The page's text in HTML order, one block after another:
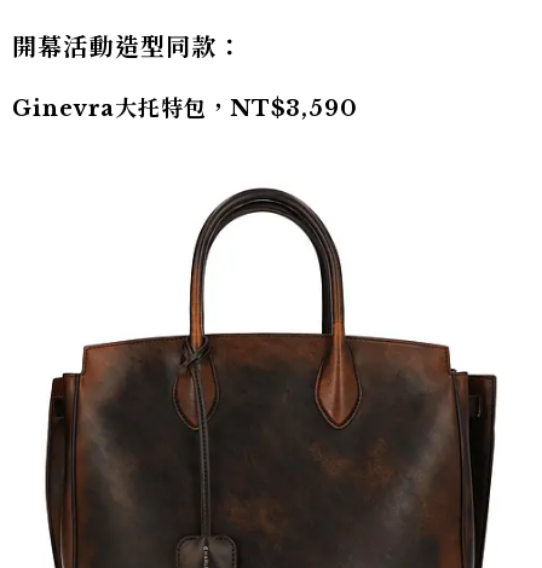
開幕活動造型同款：
Ginevra大托特包，NT$3,590